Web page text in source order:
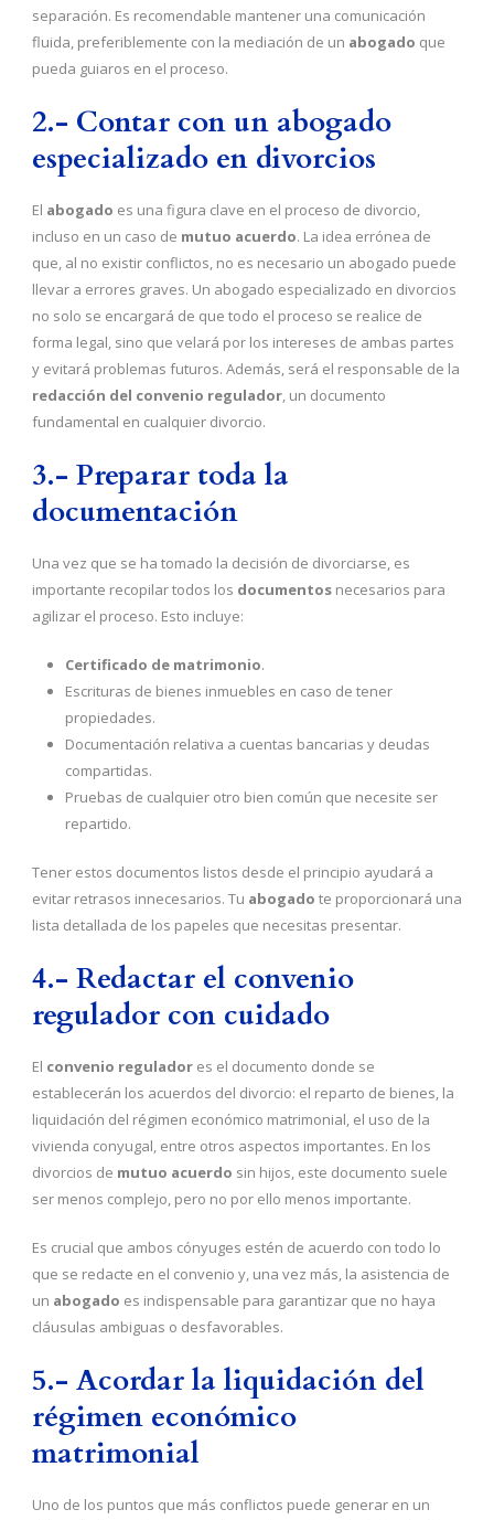
separación. Es recomendable mantener una comunicación
fluida, preferiblemente con la mediación de un abogado que
pueda guiaros en el proceso.
2.- Contar con un abogado
especializado en divorcios
El abogado es una figura clave en el proceso de divorcio,
incluso en un caso de mutuo acuerdo. La idea errónea de
que, al no existir conflictos, no es necesario un abogado puede
llevar a errores graves. Un abogado especializado en divorcios
no solo se encargará de que todo el proceso se realice de
forma legal, sino que velará por los intereses de ambas partes
y evitará problemas futuros. Además, será el responsable de la
redacción del convenio regulador, un documento
fundamental en cualquier divorcio.
3.- Preparar toda la
documentación
Una vez que se ha tomado la decisión de divorciarse, es
importante recopilar todos los documentos necesarios para
agilizar el proceso. Esto incluye:
Certificado de matrimonio.
Escrituras de bienes inmuebles en caso de tener
propiedades.
Documentación relativa a cuentas bancarias y deudas
compartidas.
Pruebas de cualquier otro bien común que necesite ser
repartido.
Tener estos documentos listos desde el principio ayudará a
evitar retrasos innecesarios. Tu abogado te proporcionará una
lista detallada de los papeles que necesitas presentar.
4.- Redactar el convenio
regulador con cuidado
El convenio regulador es el documento donde se
establecerán los acuerdos del divorcio: el reparto de bienes, la
liquidación del régimen económico matrimonial, el uso de la
vivienda conyugal, entre otros aspectos importantes. En los
divorcios de mutuo acuerdo sin hijos, este documento suele
ser menos complejo, pero no por ello menos importante.
Es crucial que ambos cónyuges estén de acuerdo con todo lo
que se redacte en el convenio y, una vez más, la asistencia de
un abogado es indispensable para garantizar que no haya
cláusulas ambiguas o desfavorables.
5.- Acordar la liquidación del
régimen económico
matrimonial
Uno de los puntos que más conflictos puede generar en un